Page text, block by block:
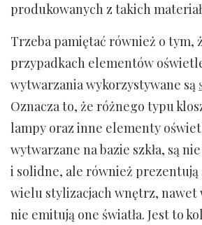
produkowanych z takich
Trzeba pamiętać również o tym,
przypadkach elementów
wytwarzania wykorzystywane są
Oznacza to, że różnego typu
lampy oraz inne elementy
wytwarzane na bazie szkła, są
i solidne, ale również prezentują
wielu stylizacjach wnętrz, nawet
nie emitują one światła. Jest to